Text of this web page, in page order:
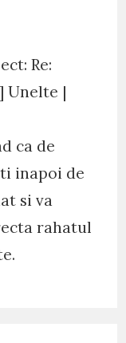
Re:
Unelte |
ca de
inapoi de
si va
rahatul